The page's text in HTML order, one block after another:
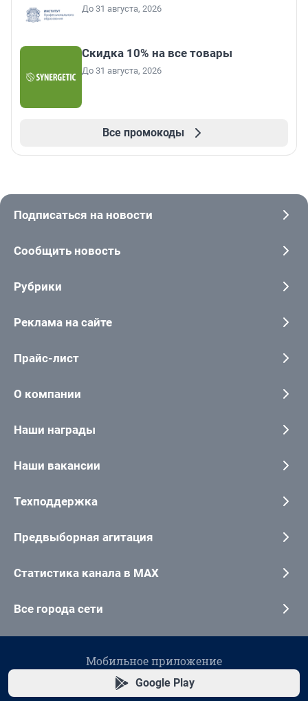
До 31 августа, 2026
Скидка 10% на все товары
До 31 августа, 2026
Все промокоды
Подписаться на новости
Сообщить новость
Рубрики
Реклама на сайте
Прайс-лист
О компании
Наши награды
Наши вакансии
Техподдержка
Предвыборная агитация
Статистика канала в MAX
Все города сети
Мобильное приложение
Google Play